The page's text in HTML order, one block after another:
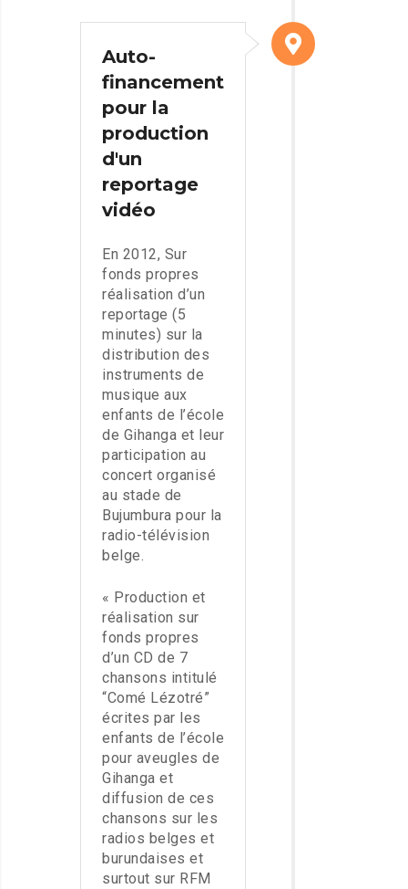
Auto-
financement
pour la
production
d'un
reportage
vidéo
En 2012, Sur
fonds propres
réalisation d’un
reportage (5
minutes) sur la
distribution des
instruments de
musique aux
enfants de l’école
de Gihanga et leur
participation au
concert organisé
au stade de
Bujumbura pour la
radio-télévision
belge.
« Production et
réalisation sur
fonds propres
d’un CD de 7
chansons intitulé
“Comé Lézotré”
écrites par les
enfants de l’école
pour aveugles de
Gihanga et
diffusion de ces
chansons sur les
radios belges et
burundaises et
surtout sur RFM